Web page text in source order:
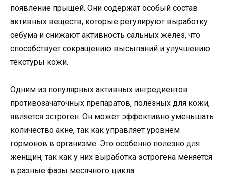
появление прыщей. Они содержат особый состав
активных веществ, которые регулируют выработку
себума и снижают активность сальных желез, что
способствует сокращению высыпаний и улучшению
текстуры кожи.
Одним из популярных активных ингредиентов
противозачаточных препаратов, полезных для кожи,
является эстроген. Он может эффективно уменьшать
количество акне, так как управляет уровнем
гормонов в организме. Это особенно полезно для
женщин, так как у них выработка эстрогена меняется
в разные фазы месячного цикла.